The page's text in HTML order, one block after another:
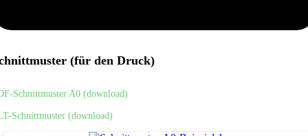
(für den Druck)
Schnittmuster A0 (download)
Schnittmuster (download)